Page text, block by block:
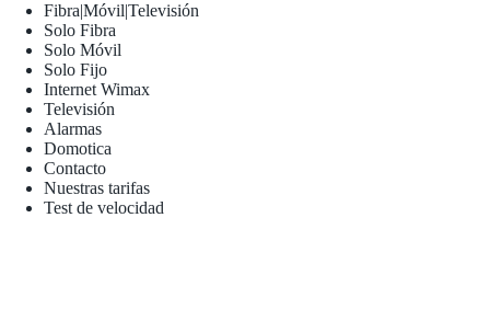
Fibra|Móvil|Televisión
Solo Fibra
Solo Móvil
Solo Fijo
Internet Wimax
Televisión
Alarmas
Domotica
Contacto
Nuestras tarifas
Test de velocidad